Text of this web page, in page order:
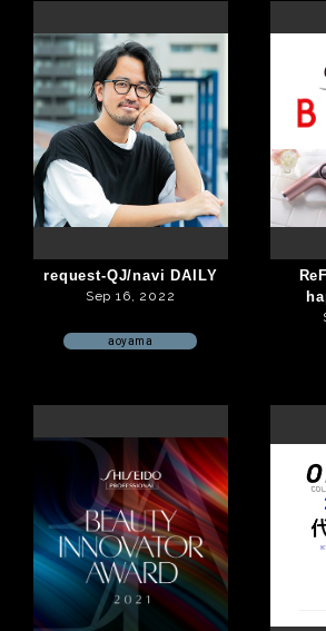
request-QJ/navi DAILY
Sep 16, 2022
aoyama